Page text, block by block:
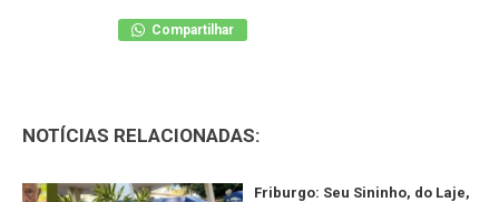
Compartilhar
NOTÍCIAS RELACIONADAS:
Friburgo: Seu Sininho, do Laje,